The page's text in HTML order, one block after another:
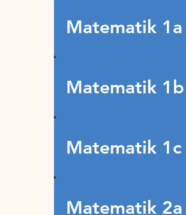
Matematik 1a
Matematik 1b
Matematik 1c
Matematik 2a